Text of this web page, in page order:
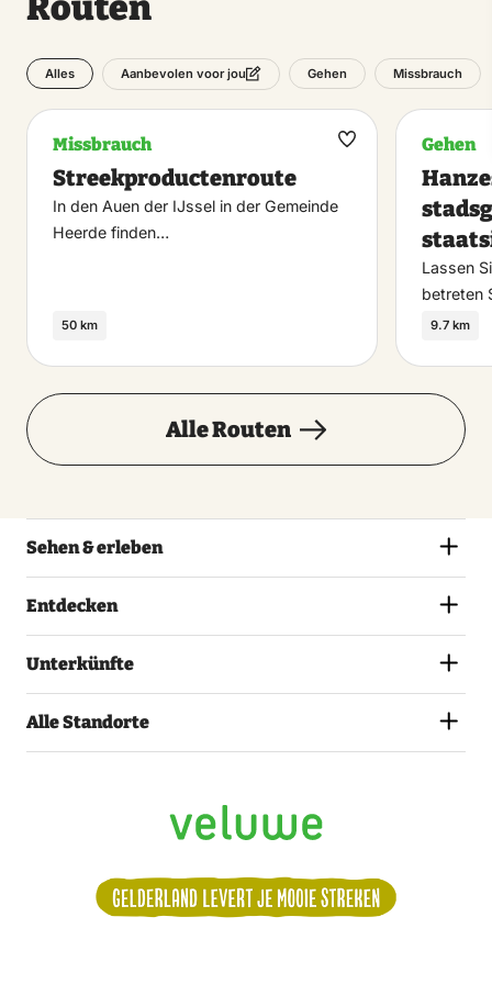
Alles Aanbevolen voor jou Gehen Missbrauch
Missbrauch
Streekproductenroute
In den Auen der IJssel in der Gemeinde
Heerde finden…
50 km
Maak
Gehen
Lassen
betreten
9.7 km
Alle Routen
Sehen & erleben
Entdecken
Unterkünfte
Alle Standorte